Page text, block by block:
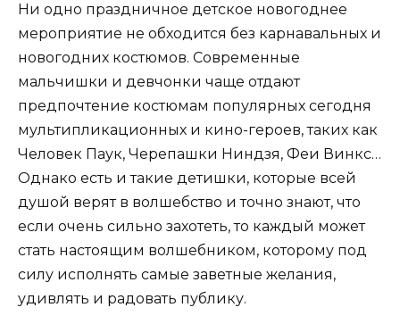
Ни одно праздничное детское новогоднее
мероприятие не обходится без карнавальных и
новогодних костюмов. Современные
мальчишки и девчонки чаще отдают
предпочтение костюмам популярных сегодня
мультипликационных и кино-героев, таких как
Человек Паук, Черепашки Ниндзя, Феи Винкс…
Однако есть и такие детишки, которые всей
душой верят в волшебство и точно знают, что
если очень сильно захотеть, то каждый может
стать настоящим волшебником, которому под
силу исполнять самые заветные желания,
удивлять и радовать публику.